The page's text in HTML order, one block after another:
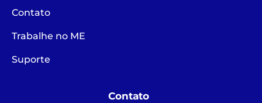
Contato
Trabalhe no ME
Suporte
Contato